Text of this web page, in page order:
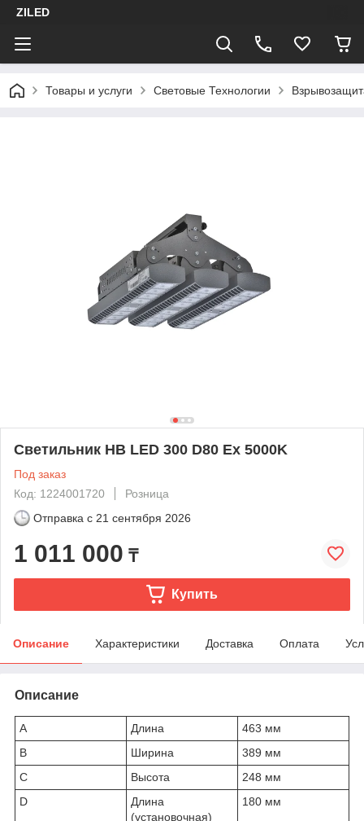
ZILED
Товары и услуги Световые Технологии
Светильник HB LED 300 D80 Ex 5000K
Под заказ
Код: 1224001720
Розница
Отправка с 21 сентября 2026
1 011 000 ₸
Купить
Описание Характеристики Доставка Оплата
Описание
A Длина
463 мм
B
Ширина
389 мм
C
Высота
248 мм
D
Длина
(установочная)
180 мм